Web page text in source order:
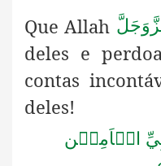
Que Allah
deles e
contas
deles!
الۡاَمِيۡن